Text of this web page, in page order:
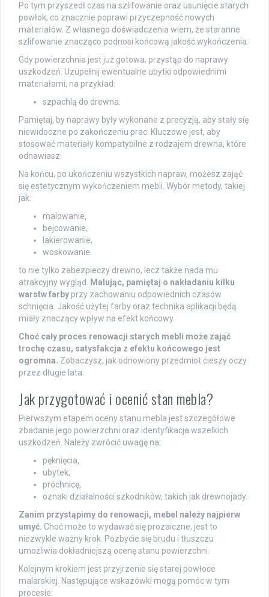
Po tym przyszedł czas na szlifowanie oraz usunięcie starych
powłok, co znacznie poprawi przyczepność nowych
materiałów. Z własnego doświadczenia wiem, że staranne
szlifowanie znacząco podnosi końcową jakość wykończenia.
Gdy powierzchnia jest już gotowa, przystąp do naprawy
uszkodzeń. Uzupełnij ewentualne ubytki odpowiednimi
materiałami, na przykład:
szpachlą do drewna.
Pamiętaj, by naprawy były wykonane z precyzją, aby stały się
niewidoczne po zakończeniu prac. Kluczowe jest, aby
stosować materiały kompatybilne z rodzajem drewna, które
odnawiasz.
Na końcu, po ukończeniu wszystkich napraw, możesz zająć
się estetycznym wykończeniem mebli. Wybór metody, takiej
jak:
malowanie,
bejcowanie,
lakierowanie,
woskowanie.
to nie tylko zabezpieczy drewno, lecz także nada mu
atrakcyjny wygląd. Malując, pamiętaj o nakładaniu kilku
warstw farby przy zachowaniu odpowiednich czasów
schnięcia. Jakość użytej farby oraz technika aplikacji będą
miały znaczący wpływ na efekt końcowy.
Choć cały proces renowacji starych mebli może zająć
trochę czasu, satysfakcja z efektu końcowego jest
ogromna. Zobaczysz, jak odnowiony przedmiot cieszy oczy
przez długie lata.
Jak przygotować i ocenić stan mebla?
Pierwszym etapem oceny stanu mebla jest szczegółowe
zbadanie jego powierzchni oraz identyfikacja wszelkich
uszkodzeń. Należy zwrócić uwagę na:
pęknięcia,
ubytek,
próchnicę,
oznaki działalności szkodników, takich jak drewnojady.
Zanim przystąpimy do renowacji, mebel należy najpierw
umyć. Choć może to wydawać się prozaiczne, jest to
niezwykle ważny krok. Pozbycie się brudu i tłuszczu
umożliwia dokładniejszą ocenę stanu powierzchni.
Kolejnym krokiem jest przyjrzenie się starej powłoce
malarskiej. Następujące wskazówki mogą pomóc w tym
procesie: